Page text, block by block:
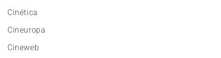
Cinética
Cineuropa
Cineweb